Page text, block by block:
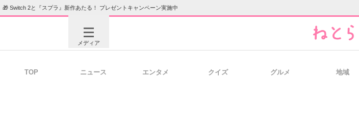
🎁 Switch 2と『スプラ』新作あたる！ プレゼントキャンペーン実施中
メディア
TOP ニュース エンタメ クイズ グルメ 地域